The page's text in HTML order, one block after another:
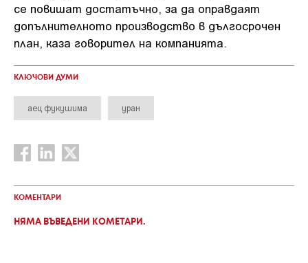
се повишат достатъчно, за да оправдаят
допълнителното производство в дългосрочен
план, каза говорител на компанията.
КЛЮЧОВИ ДУМИ
аец фукушима уран
КОМЕНТАРИ
НЯМА ВЪВЕДЕНИ КОМЕТАРИ.